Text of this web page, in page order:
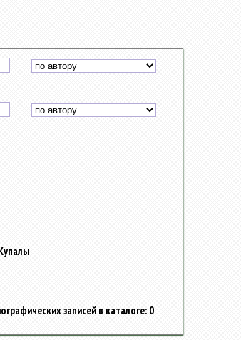
записей в каталоге: 0